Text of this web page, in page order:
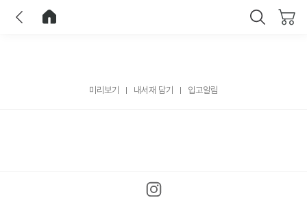
미리보기 내서재 담기 입고알림